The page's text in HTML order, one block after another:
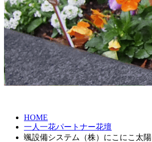
HOME
一人一花パートナー花壇
颯設備システム（株）にこにこ太陽